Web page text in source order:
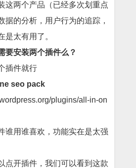
这两个产品（已经多次划重点
据的分析，用户行为的追踪，
是太有用了。
要安装两个插件么？
插件就行
seo pack
plugins/all-in-on
谁用谁喜欢，功能实在是太强
点开插件，我们可以看到这款